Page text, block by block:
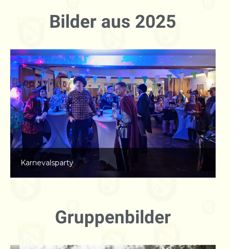
Bilder aus 2025
Jubiläum - 75 Jahre Tambourcorps "Frisch voran"
Oekoven
Gruppenbilder